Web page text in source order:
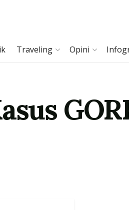
Traveling Opini